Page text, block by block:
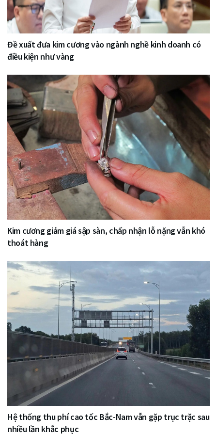
Đề xuất đưa kim cương vào ngành nghề kinh doanh có
điều kiện như vàng
Kim cương giảm giá sập sàn, chấp nhận lỗ nặng vẫn khó
thoát hàng
Hệ thống thu phí cao tốc Bắc-Nam vẫn gặp trục trặc sau
nhiều lần khắc phục